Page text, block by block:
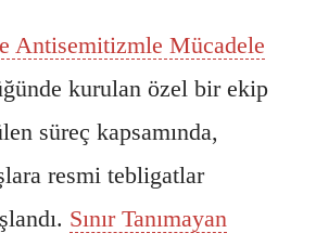
Antisemitizmle Mücadele
kurulan özel bir ekip
süreç kapsamında,
resmi tebligatlar
Sınır Tanımayan